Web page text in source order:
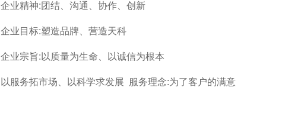
企业精神:团结、沟通、协作、创新
企业目标:塑造品牌、营造天科
企业宗旨:以质量为生命、以诚信为根本
以服务拓市场、以科学求发展 服务理念:为了客户的满意